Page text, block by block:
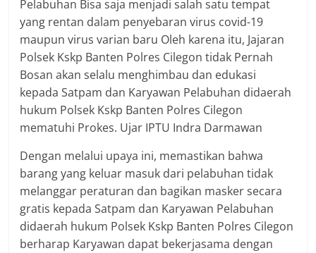
Pelabuhan Bisa saja menjadi salah satu tempat
yang rentan dalam penyebaran virus covid-19
maupun virus varian baru Oleh karena itu, Jajaran
Polsek Kskp Banten Polres Cilegon tidak Pernah
Bosan akan selalu menghimbau dan edukasi
kepada Satpam dan Karyawan Pelabuhan didaerah
hukum Polsek Kskp Banten Polres Cilegon
mematuhi Prokes. Ujar IPTU Indra Darmawan
Dengan melalui upaya ini, memastikan bahwa
barang yang keluar masuk dari pelabuhan tidak
melanggar peraturan dan bagikan masker secara
gratis kepada Satpam dan Karyawan Pelabuhan
didaerah hukum Polsek Kskp Banten Polres Cilegon
berharap Karyawan dapat bekerjasama dengan